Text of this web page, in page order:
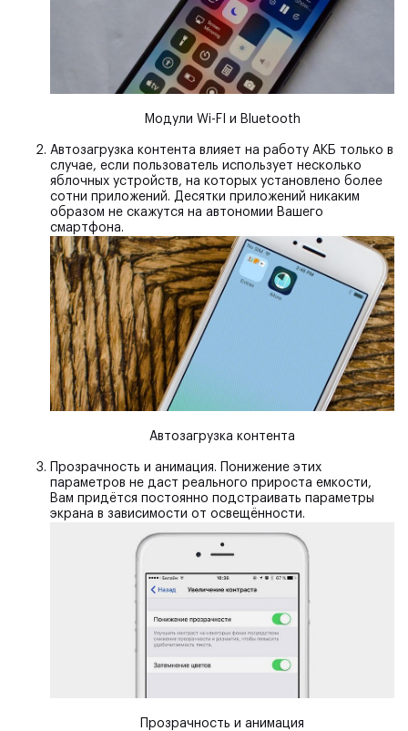
Модули Wi-FI и Bluetooth
Автозагрузка контента влияет на работу АКБ только в
случае, если пользователь использует несколько
яблочных устройств, на которых установлено более
сотни приложений. Десятки приложений никаким
образом не скажутся на автономии Вашего
смартфона.
Автозагрузка контента
Прозрачность и анимация. Понижение этих
параметров не даст реального прироста емкости,
Вам придётся постоянно подстраивать параметры
экрана в зависимости от освещённости.
Прозрачность и анимация